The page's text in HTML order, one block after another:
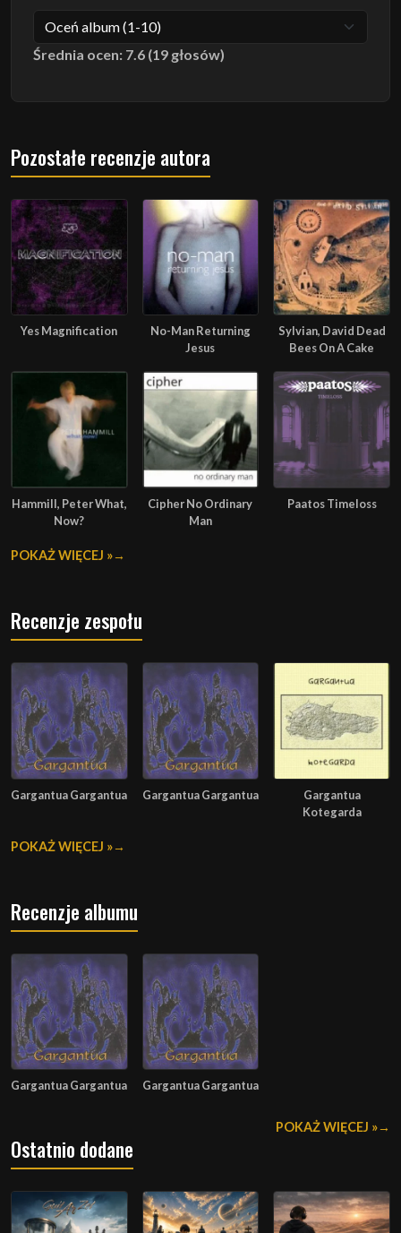
Średnia ocen: 7.6 (19 głosów)
Pozostałe recenzje autora
Yes Magnification
No-Man Returning
Jesus
Sylvian, David Dead
Bees On A Cake
Hammill, Peter What,
Now?
Cipher No Ordinary
Man
Paatos Timeloss
POKAŻ WIĘCEJ »
Recenzje zespołu
Gargantua Gargantua Gargantua Gargantua
Gargantua
Kotegarda
POKAŻ WIĘCEJ »
Recenzje albumu
Gargantua Gargantua Gargantua Gargantua
POKAŻ WIĘCEJ »
Ostatnio dodane